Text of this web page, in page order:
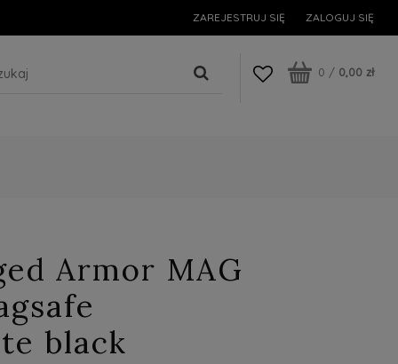
ZAREJESTRUJ SIĘ ZALOGUJ SIĘ
0 / 0,00 zł
Armor MAG
black